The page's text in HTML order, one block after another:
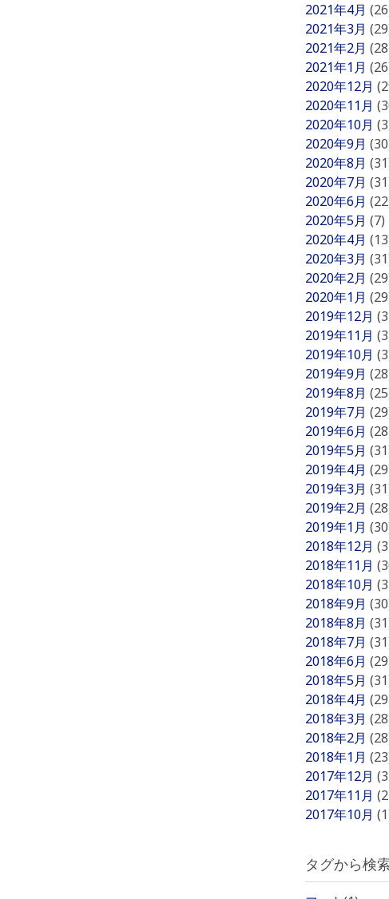
2021年4月
2021年3月
2021年2月
2021年1月
2020年12月
2020年11月
2020年10月
2020年9月
2020年8月
2020年7月
2020年6月
2020年5月 (7)
2020年4月
2020年3月
2020年2月
2020年1月
2019年12月
2019年11月
2019年10月
2019年9月
2019年8月
2019年7月
2019年6月
2019年5月
2019年4月
2019年3月
2019年2月
2019年1月
2018年12月
2018年11月
2018年10月
2018年9月
2018年8月
2018年7月
2018年6月
2018年5月
2018年4月
2018年3月
2018年2月
2018年1月
2017年12月
2017年11月
2017年10月
タグから検